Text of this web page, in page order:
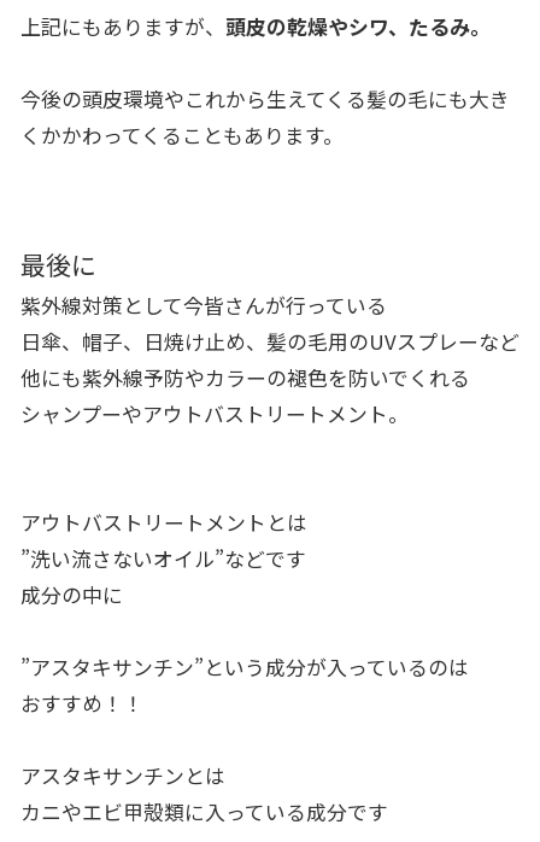
上記にもありますが、 頭皮の乾燥やシワ、たるみ。
今後の頭皮環境やこれから生えてくる髪の毛にも大き
くかかわってくることもあります。
最後に
紫外線対策として今皆さんが行っている
日傘、帽子、日焼け止め、髪の毛用のUVスプレーなど
他にも紫外線予防やカラーの褪色を防いでくれる
シャンプーやアウトバストリートメント。
アウトバストリートメントとは
”洗い流さないオイル”などです
成分の中に
”アスタキサンチン”という成分が入っているのは
おすすめ！！
アスタキサンチンとは
カニやエビ甲殻類に入っている成分です